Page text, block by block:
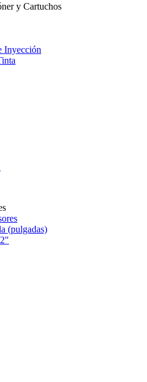
y Cartuchos
Inyección
(pulgadas)